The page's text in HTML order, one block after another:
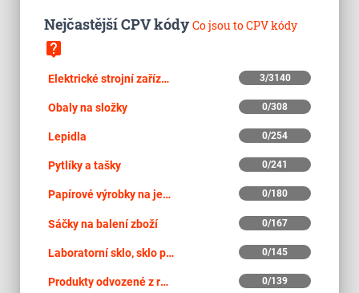
Nejčastější CPV kódyCo jsou to CPV kódy
live_help
Elektrické strojní zařízení, přístroje, zařízení a spotřební materiál, osvětlení 3/3140
Obaly na složky 0/308
Lepidla 0/254
Pytlíky a tašky 0/241
Papírové výrobky na jedno použití 0/180
Sáčky na balení zboží 0/167
Laboratorní sklo, sklo pro zdravotnické a farmaceutické účely 0/145
Produkty odvozené z ropy a z uhlí 0/139